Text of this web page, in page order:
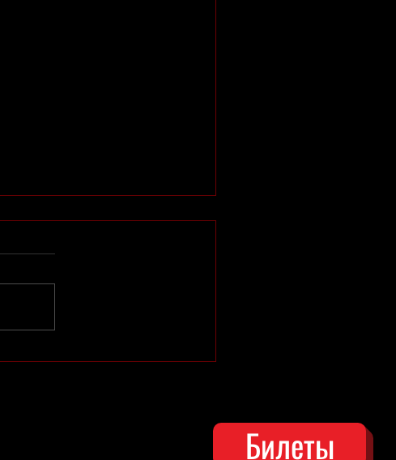
Летний сезон в Зоне отдыха
Билеты